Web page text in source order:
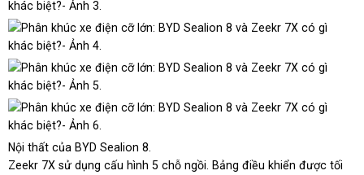
Nội thất của BYD Sealion 8.
Zeekr 7X sử dụng cấu hình 5 chỗ ngồi. Bảng điều khiển được tối